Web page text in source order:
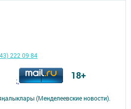
(Менделеевские новости).
222 09 84
; 18+